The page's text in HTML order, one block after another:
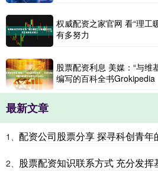
权威配资之家官网 看“理工
有多努力
股票配资利息 美媒：“与维
编写的百科全书Grokipedia
最新文章
1、 配资公司股票分享 探寻科创青年
2、 股票配资知识联系方式 充分发